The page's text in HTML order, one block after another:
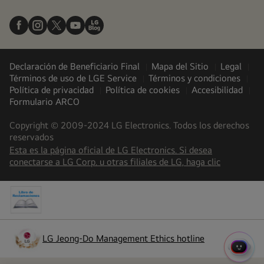
Declaración de Beneficiario Final Mapa del Sitio
Legal
Términos de uso de LGE Service
Términos y condiciones
Política de privacidad
Política de cookies
Accesibilidad
Formulario ARCO
Copyright © 2009-2024 LG Electronics. Todos los derechos
reservados
Esta es la página oficial de LG Electronics. Si desea
conectarse a LG Corp. u otras filiales de LG, haga clic(
a
LG Jeong-Do Management Ethics hotline
opens
MENÚ